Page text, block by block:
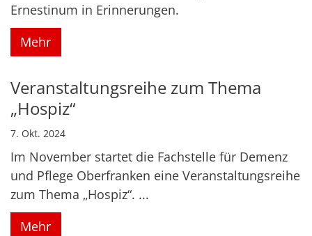
Ernestinum in Erinnerungen.
Mehr
Veranstaltungsreihe zum Thema
„Hospiz“
7. Okt. 2024
Im November startet die Fachstelle für Demenz
und Pflege Oberfranken eine Veranstaltungsreihe
zum Thema „Hospiz“. ...
Mehr